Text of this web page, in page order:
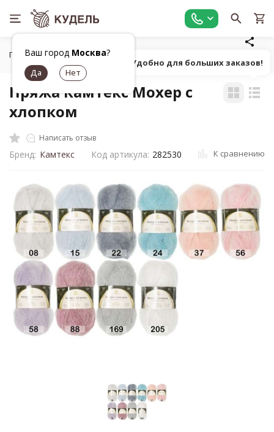
Ваш город Москва?
Главная Все для вязания
Пряжа Камтекс Мохер с
хлопком
Написать отзыв
Бренд: Камтекс Код артикула: 282530 К сравнению
Попробуй! Удобно для больших заказов!